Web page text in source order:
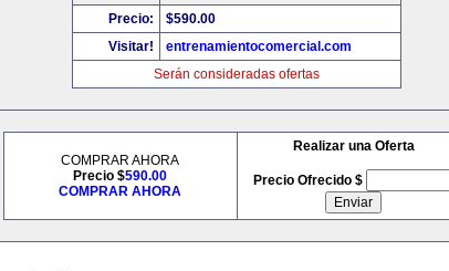
Precio:
$590.00
Visitar!
entrenamientocomercial.com
Serán consideradas ofertas
COMPRAR AHORA
Precio $590.00
COMPRAR AHORA
Realizar una Oferta
Precio Ofrecido $